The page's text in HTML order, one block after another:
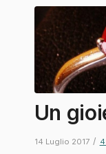
Un
14 Luglio 2017 /